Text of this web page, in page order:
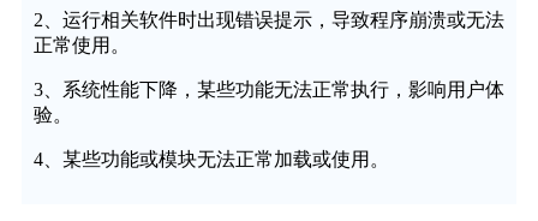
2、运行相关软件时出现错误提示，导致程序崩溃或无法
正常使用。
3、系统性能下降，某些功能无法正常执行，影响用户体
验。
4、某些功能或模块无法正常加载或使用。